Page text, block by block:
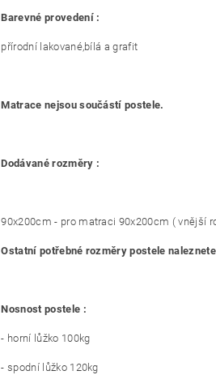
Barevné provedení :
přírodní lakované,bílá a grafit
Matrace nejsou součástí postele.
Dodávané rozměry :
90x200cm - pro matraci 90x200cm ( vnější
Ostatní potřebné rozměry postele
Nosnost postele :
- horní lůžko 100kg
- spodní lůžko 120kg